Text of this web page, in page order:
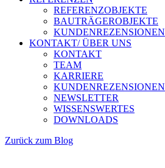
REFERENZOBJEKTE
BAUTRÄGEROBJEKTE
KUNDENREZENSIONEN
KONTAKT/ ÜBER UNS
KONTAKT
TEAM
KARRIERE
KUNDENREZENSIONEN
NEWSLETTER
WISSENSWERTES
DOWNLOADS
Zurück zum Blog